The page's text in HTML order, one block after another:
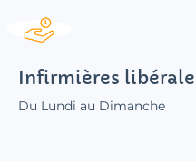
Infirmières
Du Lundi au Dimanche